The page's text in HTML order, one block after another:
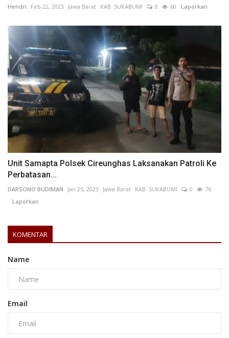
Hendri Feb 22, 2023 Jawa Barat KAB. SUKABUMI 0 60 Laporkan
Unit Samapta Polsek Cireunghas Laksanakan Patroli Ke
Perbatasan...
DARSONO BUDIMAN Jan 25, 2023 Jawa Barat KAB. SUKABUMI 0
76
Laporkan
KOMENTAR
Name
Email